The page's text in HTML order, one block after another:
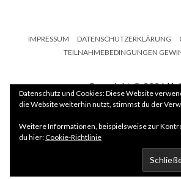
IMPRESSUM DATENSCHUTZERKLÄRUNG
TEILNAHMEBEDINGUNGEN
Copyright © 2026
Kaleby
Datenschutz und Cookies: Diese Website
die Website weiterhin nutzt, stimmst du der
Weitere Informationen, beispielsweise zur
du hier:Cookie-Richtlinie